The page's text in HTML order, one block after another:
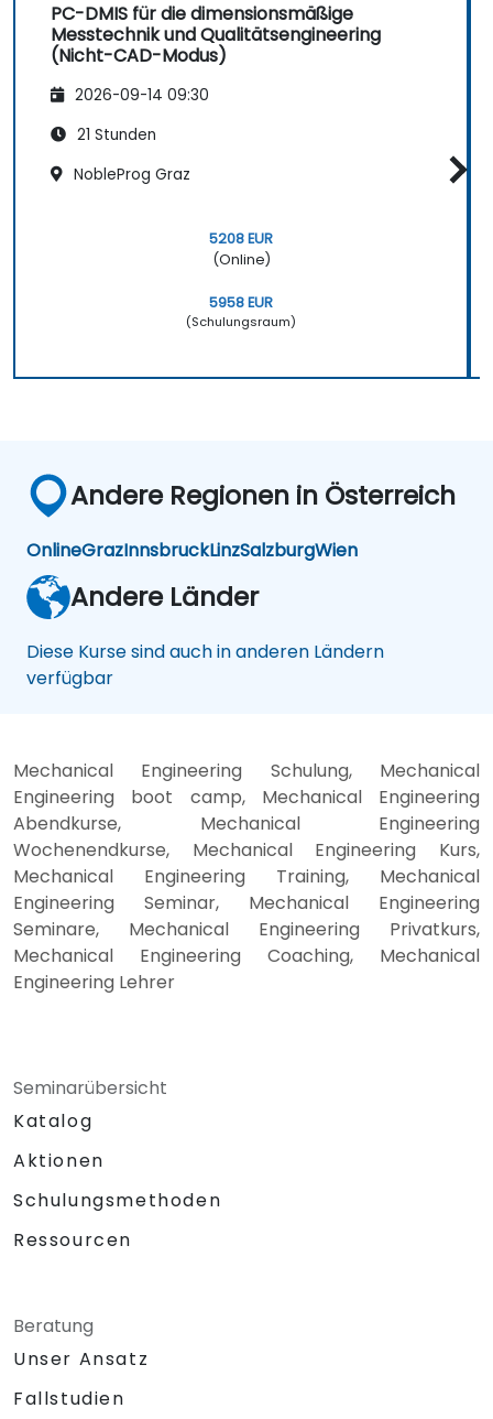
PC-DMIS für die dimensionsmäßige
Messtechnik und Qualitätsengineering
(Nicht-CAD-Modus)
2026-09-14 09:30
21 Stunden
NobleProg Graz
5208 EUR
(Online)
5958 EUR
(Schulungsraum)
Andere Regionen in Österreich
OnlineGrazInnsbruckLinzSalzburgWien
Andere Länder
Diese Kurse sind auch in anderen Ländern
verfügbar
Mechanical Engineering Schulung, Mechanical
Engineering boot camp, Mechanical Engineering
Abendkurse, Mechanical Engineering
Wochenendkurse, Mechanical Engineering Kurs,
Mechanical Engineering Training, Mechanical
Engineering Seminar, Mechanical Engineering
Seminare, Mechanical Engineering Privatkurs,
Mechanical Engineering Coaching, Mechanical
Engineering Lehrer
Seminarübersicht
Katalog
Aktionen
Schulungsmethoden
Ressourcen
Beratung
Unser Ansatz
Fallstudien